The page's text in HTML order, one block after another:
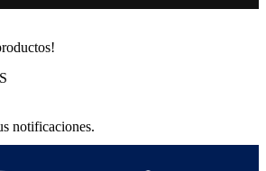
notificaciones.